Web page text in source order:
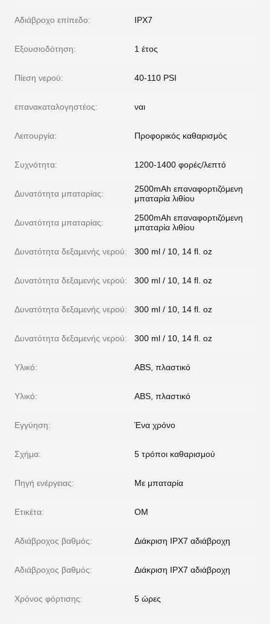
Αδιάβροχο επίπεδο: IPX7
Εξουσιοδότηση: 1 έτος
Πίεση νερού: 40-110 PSI
επανακαταλογηστέος: ναι
Λειτουργία: Προφορικός καθαρισμός
Συχνότητα: 1200-1400 φορές/λεπτό
Δυνατότητα μπαταρίας:
2500mAh επαναφορτιζόμενη
μπαταρία λιθίου
Δυνατότητα μπαταρίας:
2500mAh επαναφορτιζόμενη
μπαταρία λιθίου
Δυνατότητα δεξαμενής νερού: 300 ml / 10, 14 fl. oz
Δυνατότητα δεξαμενής νερού: 300 ml / 10, 14 fl. oz
Δυνατότητα δεξαμενής νερού: 300 ml / 10, 14 fl. oz
Δυνατότητα δεξαμενής νερού: 300 ml / 10, 14 fl. oz
Υλικό: ABS, πλαστικό
Υλικό: ABS, πλαστικό
Εγγύηση: Ένα χρόνο
Σχήμα: 5 τρόποι καθαρισμού
Πηγή ενέργειας: Με μπαταρία
Ετικέτα: ΟΜ
Αδιάβροχος βαθμός: Διάκριση IPX7 αδιάβροχη
Αδιάβροχος βαθμός: Διάκριση IPX7 αδιάβροχη
Χρόνος φόρτισης: 5 ώρες